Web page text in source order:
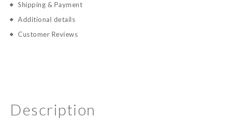
Shipping & Payment
Additional details
Customer Reviews
Description